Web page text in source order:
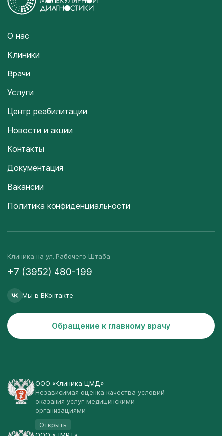
О нас
Клиники
Врачи
Услуги
Центр реабилитации
Новости и акции
Контакты
Документация
Вакансии
Политика конфиденциальности
Клиника на ул. Рабочего Штаба
+7 (3952) 480-199
Мы в ВКонтакте
Обращение к главному врачу
ООО «Клиника ЦМД»
Независимая оценка качества условий
оказания услуг медицинскими
организациями
Открыть